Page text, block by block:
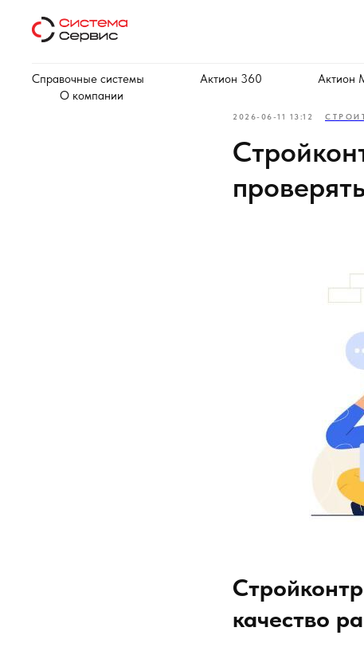
Справочные системы Актион 360 Актион
О компании
2026-06-11 13:12
качество